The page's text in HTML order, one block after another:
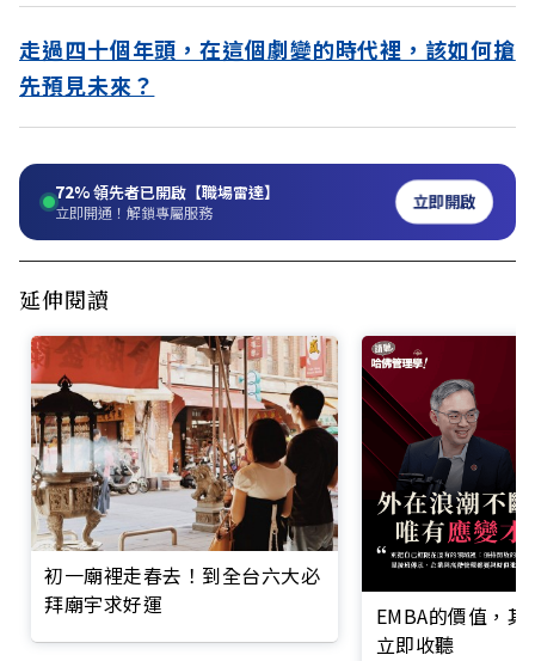
走過四十個年頭，在這個劇變的時代裡，該如何搶
先預見未來？
72%領先者已開啟【職場雷達】
立即開通！解鎖專屬服務 立即開啟
延伸閱讀
初一廟裡走春去！到全台六大必
拜廟宇求好運
EMBA的價值，
立即收聽